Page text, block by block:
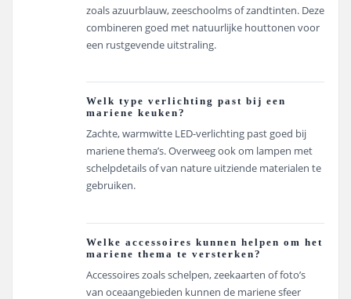
zoals azuurblauw, zeeschoolms of zandtinten. Deze
combineren goed met natuurlijke houttonen voor
een rustgevende uitstraling.
Welk type verlichting past bij een
mariene keuken?
Zachte, warmwitte LED-verlichting past goed bij
mariene thema’s. Overweeg ook om lampen met
schelpdetails of van nature uitziende materialen te
gebruiken.
Welke accessoires kunnen helpen om het
mariene thema te versterken?
Accessoires zoals schelpen, zeekaarten of foto’s
van oceaangebieden kunnen de mariene sfeer